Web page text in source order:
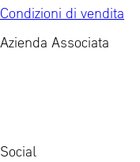
Condizioni di vendita
Azienda Associata
Social